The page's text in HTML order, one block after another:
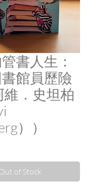
書人生：
館員歷險
維．史坦柏
））
of Stock